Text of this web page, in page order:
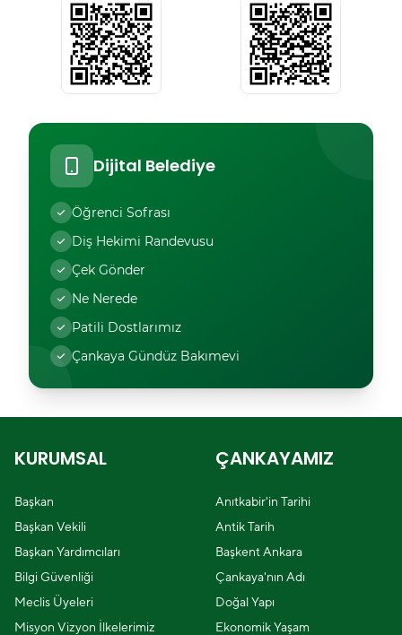
Dijital Belediye
Öğrenci Sofrası
Diş Hekimi Randevusu
Çek Gönder
Ne Nerede
Patili Dostlarımız
Çankaya Gündüz Bakımevi
KURUMSAL
Başkan
Başkan Vekili
Başkan Yardımcıları
Bilgi Güvenliği
Meclis Üyeleri
Misyon Vizyon İlkelerimiz
ÇANKAYAMIZ
Anıtkabir'in Tarihi
Antik Tarih
Başkent Ankara
Çankaya'nın Adı
Doğal Yapı
Ekonomik Yaşam